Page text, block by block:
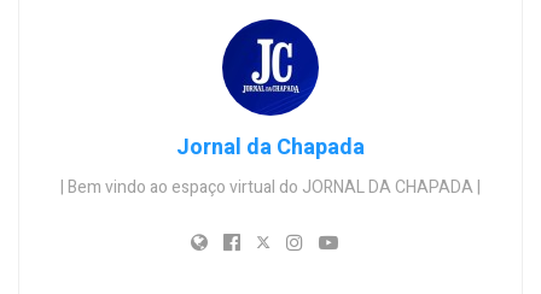
Jornal da Chapada
| Bem vindo ao espaço virtual do JORNAL DA CHAPADA |